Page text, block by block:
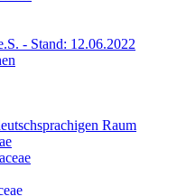
- Stand: 12.06.2022
Raum